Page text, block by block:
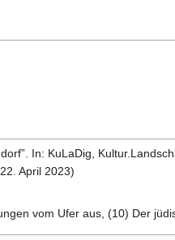
In: KuLaDig,
April 2023)
vom Ufer aus, (10) Der